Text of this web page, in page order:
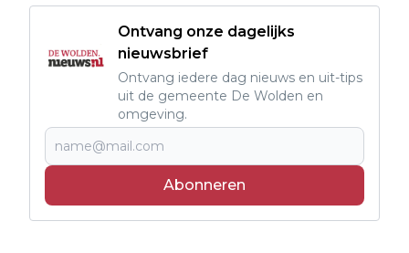
Ontvang onze dagelijks
nieuwsbrief
Ontvang iedere dag nieuws en uit-tips
uit de gemeente De Wolden en
omgeving.
Abonneren